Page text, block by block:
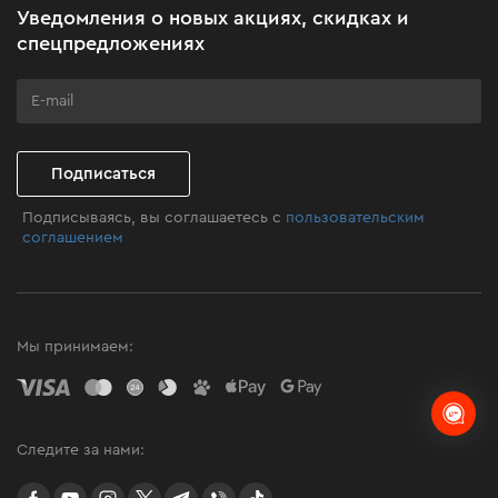
Клуб мастерства
Уведомления о новых акциях, скидках и
спецпредложениях
Подписаться
Подписываясь, вы соглашаетесь с пользовательским
соглашением
Мы принимаем:
Следите за нами:
facebookyoutubeinstagramtwittertelegram
Viber TikTok